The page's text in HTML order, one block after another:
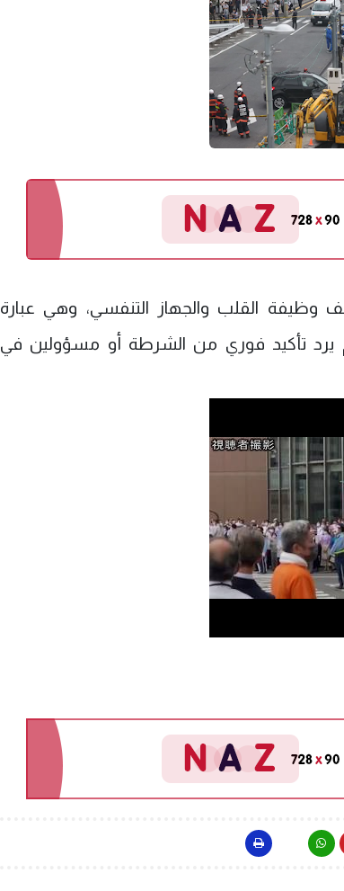
وظيفة القلب والجهاز التنفسي، وهي عبارة
يرد تأكيد فوري من الشرطة أو مسؤولين في